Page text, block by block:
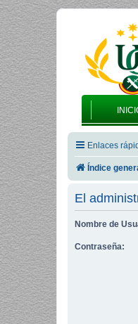
Enlaces
Índice
El
Nombre de
Contraseña: